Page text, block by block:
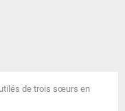
de trois sœurs en